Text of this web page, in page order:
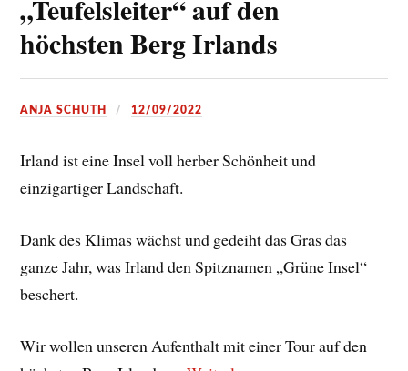
„Teufelsleiter“ auf den
höchsten Berg Irlands
ANJA SCHUTH 12/09/2022
Irland ist eine Insel voll herber Schönheit und
einzigartiger Landschaft.
Dank des Klimas wächst und gedeiht das Gras das
ganze Jahr, was Irland den Spitznamen „Grüne Insel“
beschert.
Wir wollen unseren Aufenthalt mit einer Tour auf den